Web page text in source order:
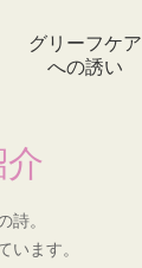
グリーフケア
への誘い
詩。
います。